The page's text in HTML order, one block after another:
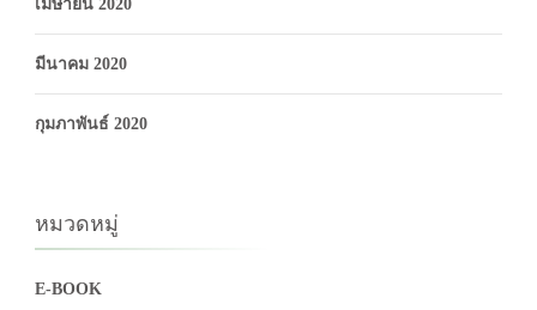
เมษายน 2020
มีนาคม 2020
กุมภาพันธ์ 2020
หมวดหมู่
E-BOOK